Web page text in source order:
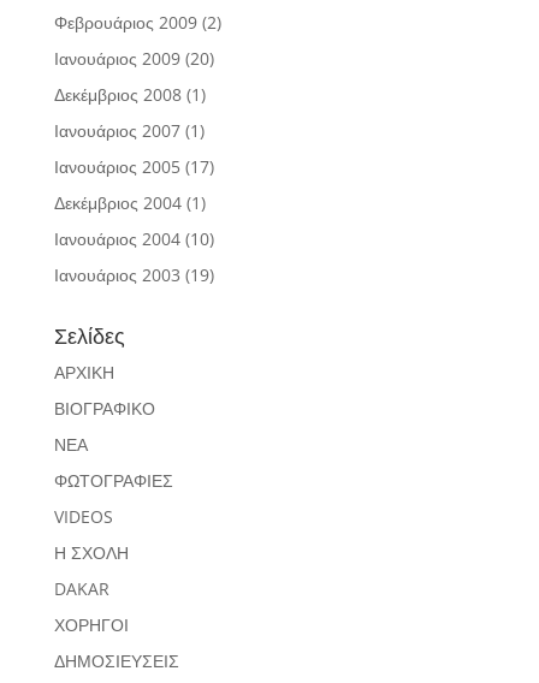
Φεβρουάριος 2009(2)
Ιανουάριος 2009(20)
Δεκέμβριος 2008(1)
Ιανουάριος 2007(1)
Ιανουάριος 2005(17)
Δεκέμβριος 2004(1)
Ιανουάριος 2004(10)
Ιανουάριος 2003 (19)
Σελίδες
ΑΡΧΙΚΗ
ΒΙΟΓΡΑΦΙΚΟ
ΝΕΑ
ΦΩΤΟΓΡΑΦΙΕΣ
VIDEOS
Η ΣΧΟΛΗ
DAKAR
ΧΟΡΗΓΟΙ
ΔΗΜΟΣΙΕΥΣΕΙΣ